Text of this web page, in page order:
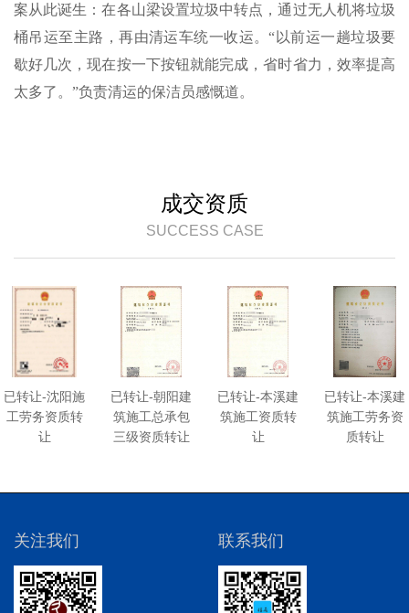
案从此诞生：在各山梁设置垃圾中转点，通过无人机将垃圾
桶吊运至主路，再由清运车统一收运。“以前运一趟垃圾要
歇好几次，现在按一下按钮就能完成，省时省力，效率提高
太多了。”负责清运的保洁员感慨道。
成交资质
SUCCESS CASE
已转让-沈阳施
工劳务资质转
让
已转让-朝阳建
筑施工总承包
三级资质转让
已转让-本溪建
筑施工资质转
让
已转让-本溪建
筑施工劳务资
质转让
关注我们 联系我们